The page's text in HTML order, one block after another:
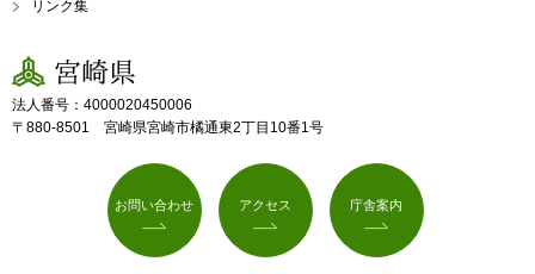
リンク集
宮崎県
法人番号：4000020450006
〒880-8501 宮崎県宮崎市橘通東2丁目10番1号
お問い合わせ アクセス 庁舎案内